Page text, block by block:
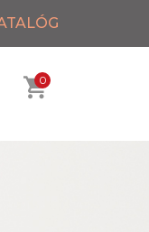
0